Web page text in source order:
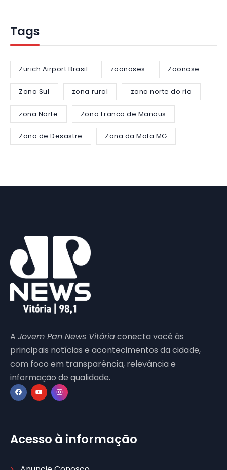
Tags
Zurich Airport Brasil zoonoses Zoonose
Zona Sul zona rural zona norte do rio
zona Norte Zona Franca de Manaus
Zona de Desastre Zona da Mata MG
A Jovem Pan News Vitóriaconecta você às
principais notícias e acontecimentos da cidade,
com foco em transparência, relevância e
informação de qualidade.
Acesso à informação